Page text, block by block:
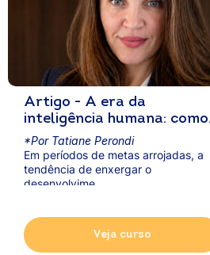
Artigo - A era da
inteligência humana: como
a educação molda o futuro
do cooperativismo
*Por Tatiane Perondi
Em períodos de metas arrojadas, a
tendência de enxergar o
desenvolvime...
Veja curso